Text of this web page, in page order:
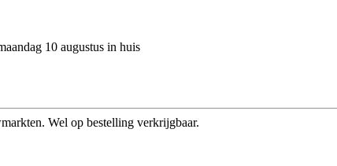
10 augustus in huis
Wel op bestelling verkrijgbaar.